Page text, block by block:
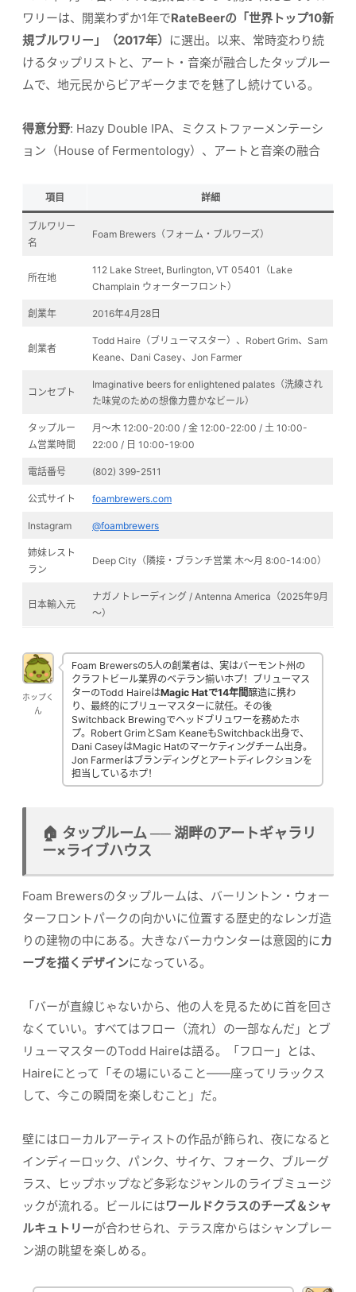
ワリーは、開業わずか1年でRateBeerの「世界トップ10新
規ブルワリー」（2017年） に選出。以来、常時変わり続
けるタップリストと、アート・音楽が融合したタップルー
ムで、地元民からビアギークまでを魅了し続けている。
得意分野: Hazy Double IPA、ミクストファーメンテーシ
ョン（House of Fermentology）、アートと音楽の融合
項目 詳細
ブルワリー
名
Foam Brewers（フォーム・ブルワーズ）
所在地
112 Lake Street, Burlington, VT 05401（Lake
Champlain ウォーターフロント）
創業年 2016年4月28日
創業者
Todd Haire（ブリューマスター）、Robert Grim、Sam
Keane、Dani Casey、Jon Farmer
コンセプト
Imaginative beers for enlightened palates（洗練され
た味覚のための想像力豊かなビール）
タップルー
ム営業時間
月〜木 12:00-20:00 / 金 12:00-22:00 / 土 10:00-
22:00 / 日 10:00-19:00
電話番号 (802) 399-2511
公式サイト foambrewers.com
Instagram @foambrewers
姉妹レスト
ラン
Deep City（隣接・ブランチ営業 木〜月 8:00-14:00）
日本輸入元
ナガノトレーディング / Antenna America（2025年9月
〜）
ホップく
ん
Foam Brewersの5人の創業者は、実はバーモント州の
クラフトビール業界のベテラン揃いホプ！ブリューマス
ターのTodd HaireはMagic Hatで14年間醸造に携わ
り、最終的にブリューマスターに就任。その後
Switchback Brewingでヘッドブリュワーを務めたホ
プ。Robert GrimとSam KeaneもSwitchback出身で、
Dani CaseyはMagic Hatのマーケティングチーム出身。
Jon Farmerはブランディングとアートディレクションを
担当しているホプ！
🏠 タップルーム ── 湖畔のアートギャラリ
ー×ライブハウス
Foam Brewersのタップルームは、バーリントン・ウォー
ターフロントパークの向かいに位置する歴史的なレンガ造
りの建物の中にある。大きなバーカウンターは意図的にカ
ーブを描くデザインになっている。
「バーが直線じゃないから、他の人を見るために首を回さ
なくていい。すべてはフロー（流れ）の一部なんだ」とブ
リューマスターのTodd Haireは語る。「フロー」とは、
Haireにとって「その場にいること——座ってリラックス
して、今この瞬間を楽しむこと」だ。
壁にはローカルアーティストの作品が飾られ、夜になると
インディーロック、パンク、サイケ、フォーク、ブルーグ
ラス、ヒップホップなど多彩なジャンルのライブミュージ
ックが流れる。ビールにはワールドクラスのチーズ＆シャ
ルキュトリーが合わせられ、テラス席からはシャンプレー
ン湖の眺望を楽しめる。